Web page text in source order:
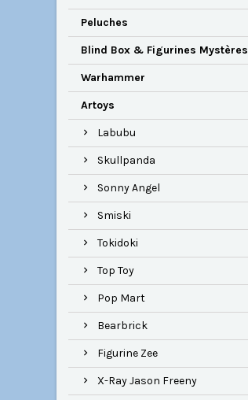
Peluches
Blind Box & Figurines Mystères
Warhammer
Artoys
Labubu
Skullpanda
Sonny Angel
Smiski
Tokidoki
Top Toy
Pop Mart
Bearbrick
Figurine Zee
X-Ray Jason Freeny